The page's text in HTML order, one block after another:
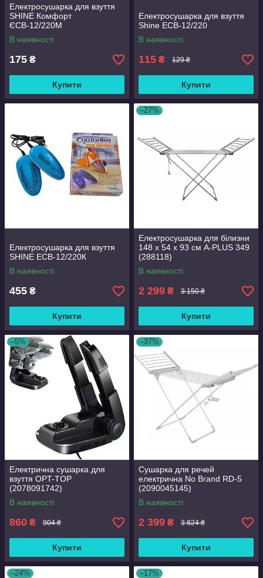
Електросушарка для взуття
SHINE Комфорт
ЄСВ-12/220М
В наявності
175 ₴
Купити
Електросушарка для взуття
Shine ЕСВ-12/220
В наявності
115 ₴ 129 ₴
Купити
Електросушарка для взуття
SHINE ЕСВ-12/220К
В наявності
455 ₴
Купити
–27%
Електросушарка для білизни
148 x 54 x 93 см A-PLUS 349
(288118)
В наявності
2 299 ₴ 3 150 ₴
Купити
–5%
Електрична сушарка для
взуття OPT-TOP
(2078091742)
В наявності
860 ₴ 904 ₴
Купити
–37%
Сушарка для речей
електрична No Brand RD-5
(2090045145)
В наявності
2 399 ₴ 3 824 ₴
Купити
–24% –17%